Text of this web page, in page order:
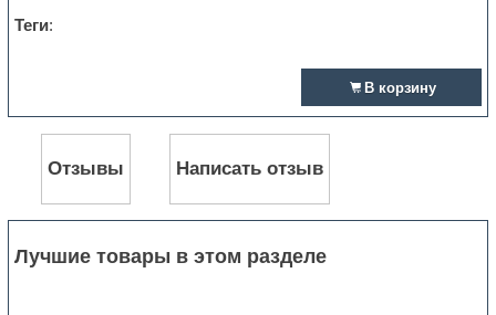
Теги:
В корзину
Отзывы Написать отзыв
Лучшие товары в этом разделе